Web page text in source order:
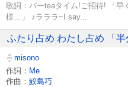
歌詞：パーteaタイム!ご招待! 「早
様…」 ♪ラララ~I say...
ふたり占め わたし占め 「半
misono
作詞： Me
作曲： 鮫島巧